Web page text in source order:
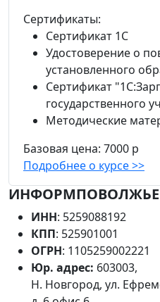
Сертификаты:
Сертификат 1С
Удостоверение о
установленного
Сертификат
государственного
Методические
Базовая цена: 7000 р
Подробнее о курсе >>
ИНФОРМПОВОЛЖЬЕ
ИНН: 5259088192
КПП: 525901001
ОГРН: 1105259002221
Юр. адрес: 603003,
Н. Новгород, ул.